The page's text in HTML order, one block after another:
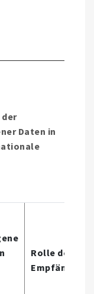
der
Daten in
Rolle des
Empfängers